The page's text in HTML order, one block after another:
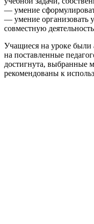
— умение
— умение организовать
совместную
Учащиеся на уроке были
на поставленные
достигнута, выбранные
рекомендованы к